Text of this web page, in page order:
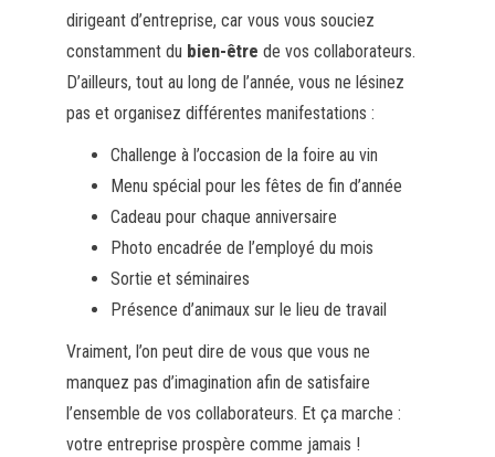
dirigeant d’entreprise, car vous vous souciez
constamment du bien-être de vos collaborateurs.
D’ailleurs, tout au long de l’année, vous ne lésinez
pas et organisez différentes manifestations :
Challenge à l’occasion de la foire au vin
Menu spécial pour les fêtes de fin d’année
Cadeau pour chaque anniversaire
Photo encadrée de l’employé du mois
Sortie et séminaires
Présence d’animaux sur le lieu de travail
Vraiment, l’on peut dire de vous que vous ne
manquez pas d’imagination afin de satisfaire
l’ensemble de vos collaborateurs. Et ça marche :
votre entreprise prospère comme jamais !